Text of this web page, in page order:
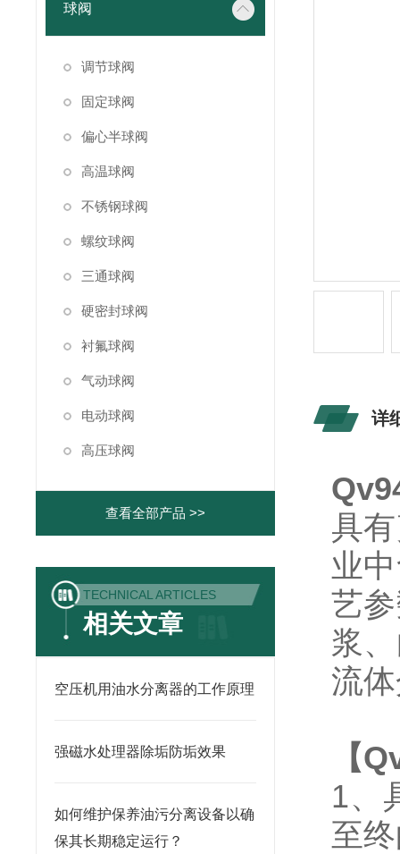
球阀
调节球阀
固定球阀
偏心半球阀
高温球阀
不锈钢球阀
螺纹球阀
三通球阀
硬密封球阀
衬氟球阀
气动球阀
电动球阀
高压球阀
查看全部产品 >>
TECHNICAL ARTICLES
相关文章
空压机用油水分离器的工作原理
强磁水处理器除垢防垢效果
如何维护保养油污分离设备以确
保其长期稳定运行？
详
具
业
艺
浆
流
【
1、
至